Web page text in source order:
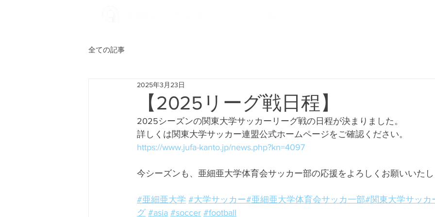
全ての記事
【2025リーグ戦日程】
2025年3月23日
2025シーズンの関東大学サッカーリーグ戦の日程が決まりました。
詳しくは関東大学サッカー連盟公式ホームページをご確認ください。
https://www.jufa-kanto.jp/news.php?kn=4097
今シーズンも、亜細亜大学体育会サッカー部の応援をよろしくお願いいたし
#亜細亜大学 #大学サッカー#亜細亜大学体育会サッカ一部#関東大学サッカ
グ #asia #soccer #football